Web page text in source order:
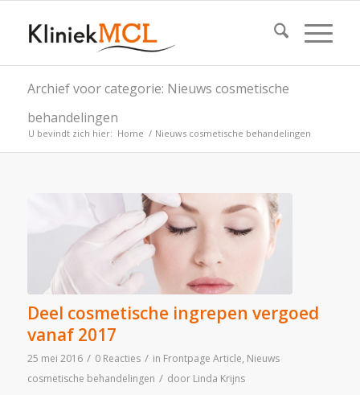
Archief voor categorie: Nieuws cosmetische
behandelingen
U bevindt zich hier: Home / Nieuws cosmetische behandelingen
Deel cosmetische ingrepen vergoed
vanaf 2017
25 mei 2016 / 0 Reacties / in Frontpage Article, Nieuws
cosmetische behandelingen / door Linda Krijns